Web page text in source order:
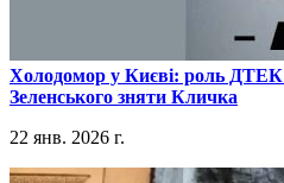
​Холодомор у Києві: роль
Зеленського зняти Кличка
22 янв. 2026 г.